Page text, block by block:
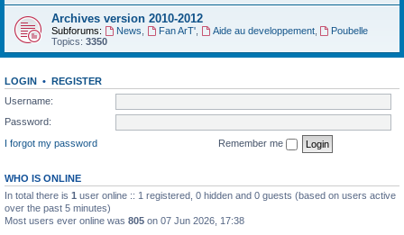
Archives version 2010-2012
Subforums: News Fan ArT', Aide au developpement,
Poubelle
Topics: 3350
LOGIN • REGISTER
Username:
Password:
I forgot my password
Remember me
WHO IS ONLINE
In total there is 1 user online :: 1 registered, 0 hidden and 0 guests (based on users active
over the past 5 minutes)
Most users ever online was 805 on 07 Jun 2026, 17:38